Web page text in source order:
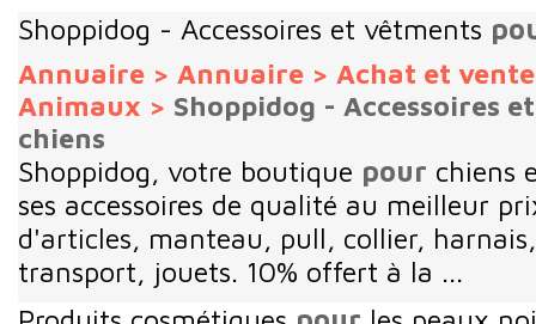
Shoppidog - Accessoires et vêtments
Annuaire > Annuaire > Achat et
Animaux > Shoppidog - Accessoires
chiens
Shoppidog, votre boutique pour chiens
ses accessoires de qualité au meilleur
d'articles, manteau, pull, collier,
transport, jouets. 10% offert à la ...